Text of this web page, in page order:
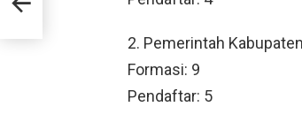
2. Pemerintah
Formasi: 9
Pendaftar: 5